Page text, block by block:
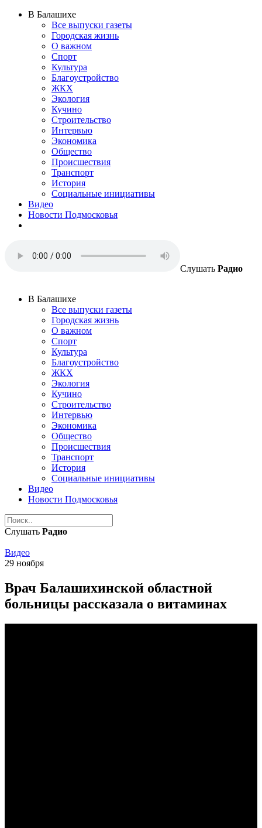
В Балашихе
Все выпуски газеты
Городская жизнь
О важном
Спорт
Культура
Благоустройство
ЖКХ
Экология
Кучино
Строительство
Интервью
Экономика
Общество
Происшествия
Транспорт
История
Социальные инициативы
Видео
Новости Подмосковья
Слушать Радио
В Балашихе
Все выпуски газеты
Городская жизнь
О важном
Спорт
Культура
Благоустройство
ЖКХ
Экология
Кучино
Строительство
Интервью
Экономика
Общество
Происшествия
Транспорт
История
Социальные инициативы
Видео
Новости Подмосковья
Слушать Радио
Видео
29 ноября
Bрач Балашихинской областной
больницы рассказала о витаминах